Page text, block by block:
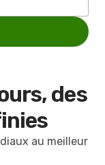
des
au meilleur